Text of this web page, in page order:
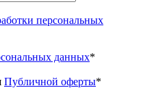
персональных
данных*
Публичной оферты*